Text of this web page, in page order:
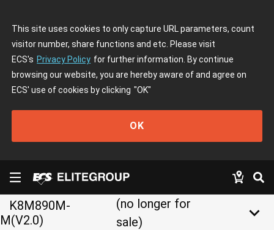
This site uses cookies to only capture URL parameters, count
visitor number, share functions and etc. Please visit
ECS's Privacy Policy for further information. By continue
browsing our website, you are hereby aware of and agree on
ECS' use of cookies by clicking "OK"
OK
K8M890M-
M(V2.0)
(no longer for
sale)
keyboard_arrow_down